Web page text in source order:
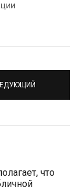
что